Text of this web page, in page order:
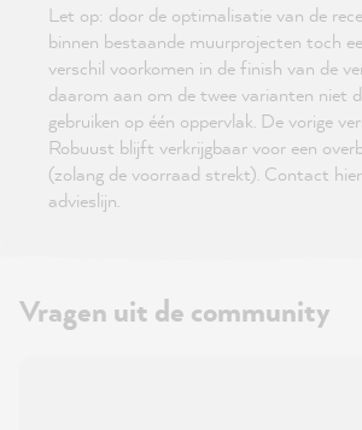
Let op: door de optimalisatie van de
binnen bestaande muurprojecten toch
verschil voorkomen in de finish van de
daarom aan om de twee varianten niet
gebruiken op één oppervlak. De vorige
Robuust blijft verkrijgbaar voor een
(zolang de voorraad strekt). Contact
advieslijn.
Vragen uit de community